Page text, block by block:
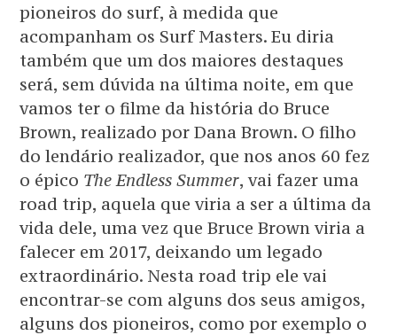
pioneiros do surf, à medida que
acompanham os Surf Masters. Eu diria
também que um dos maiores destaques
será, sem dúvida na última noite, em que
vamos ter o filme da história do Bruce
Brown, realizado por Dana Brown. O filho
do lendário realizador, que nos anos 60 fez
o épico The Endless Summer, vai fazer uma
road trip, aquela que viria a ser a última da
vida dele, uma vez que Bruce Brown viria a
falecer em 2017, deixando um legado
extraordinário. Nesta road trip ele vai
encontrar-se com alguns dos seus amigos,
alguns dos pioneiros, como por exemplo o